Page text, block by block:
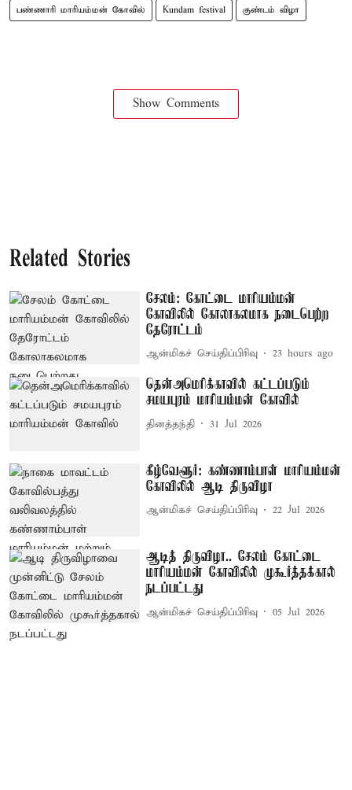
பண்ணாரி மாரியம்மன் கோவில் Kundam festival குண்டம் விழா
Show Comments
Related Stories
சேலம்: கோட்டை மாரியம்மன்
கோவிலில் கோலாகலமாக நடைபெற்ற
தேரோட்டம்
ஆன்மிகச் செய்திப்பிரிவு 23 hours ago
தென்அமெரிக்காவில் கட்டப்படும்
சமயபுரம் மாரியம்மன் கோவில்
தினத்தந்தி 31 Jul 2026
கீழ்வேளூர்: கண்ணாம்பாள் மாரியம்மன்
கோவிலில் ஆடி திருவிழா
ஆன்மிகச் செய்திப்பிரிவு 22 Jul 2026
ஆடித் திருவிழா.. சேலம் கோட்டை
மாரியம்மன் கோவிலில் முகூர்த்தக்கால்
நடப்பட்டது
ஆன்மிகச் செய்திப்பிரிவு 05 Jul 2026